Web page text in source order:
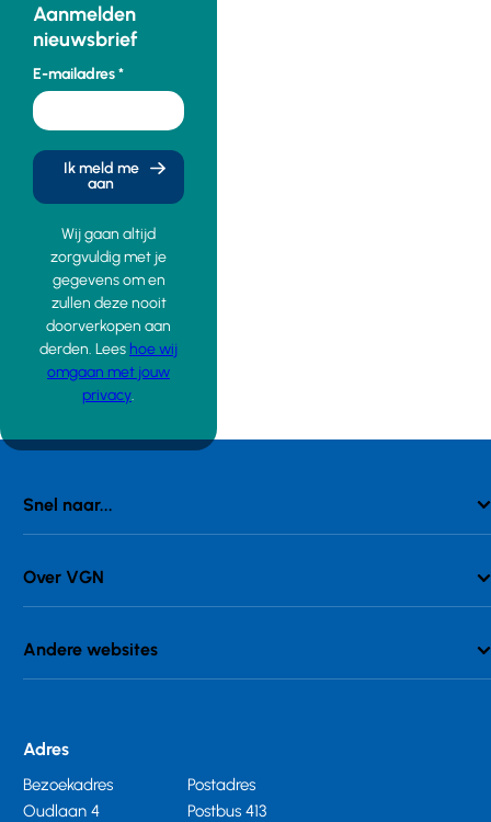
Aanmelden
nieuwsbrief
E-mailadres
Ik meld me
aan
Wij gaan altijd
zorgvuldig met je
gegevens om en
zullen deze nooit
doorverkopen aan
derden. Lees hoe wij
omgaan met jouw
privacy.
Snel naar...
Over VGN
Andere websites
Adres
Bezoekadres
Oudlaan 4
Postadres
Postbus 413